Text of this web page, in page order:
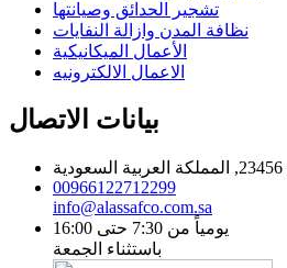
تشجير الحدائق وصيانتها
نظافة المدن وازالة النفايات
الأعمال الميكانيكية
الاعمال الالكترونيه
بيانات الاتصال
00966122712299
info@alassafco.com.sa
يومياً من 7:30 حتى 16:00
باستثناء الجمعة